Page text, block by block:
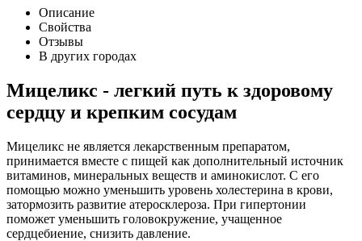
Описание
Свойства
Отзывы
В других городах
Мицеликс - легкий путь к здоровому
сердцу и крепким сосудам
Мицеликс не является лекарственным препаратом,
принимается вместе с пищей как дополнительный источник
витаминов, минеральных веществ и аминокислот. С его
помощью можно уменьшить уровень холестерина в крови,
затормозить развитие атеросклероза. При гипертонии
поможет уменьшить головокружение, учащенное
сердцебиение, снизить давление.